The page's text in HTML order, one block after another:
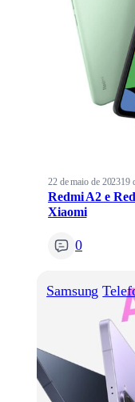
22 de maio de 202319
Redmi A2 e
Xiaomi
0
Samsung